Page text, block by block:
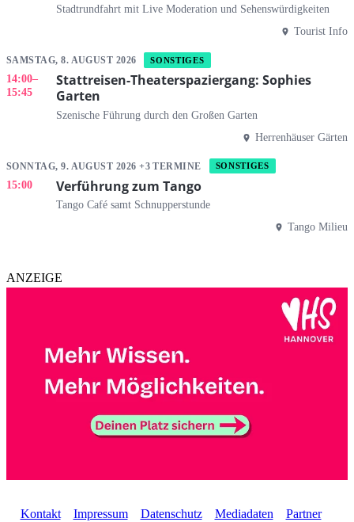
Stadtrundfahrt mit Live Moderation und Sehenswürdigkeiten
Tourist Info
SAMSTAG, 8. AUGUST 2026 SONSTIGES
14:00–
15:45
Stattreisen-Theaterspaziergang: Sophies
Garten
Szenische Führung durch den Großen Garten
Herrenhäuser Gärten
SONNTAG, 9. AUGUST 2026 +3 TERMINE SONSTIGES
15:00 Verführung zum Tango
Tango Café samt Schnupperstunde
Tango Milieu
ANZEIGE
Kontakt Impressum Datenschutz Mediadaten Partner